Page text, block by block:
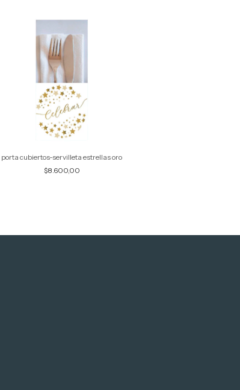
porta cubiertos-servilleta estrellas oro
$8.600,00